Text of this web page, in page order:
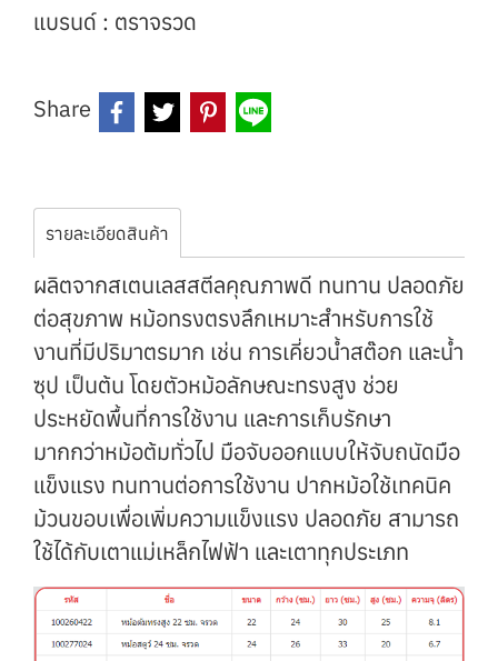
แบรนด์ : ตราจรวด
Share
รายละเอียดสินค้า
ผลิตจากสเตนเลสสตีลคุณภาพดี ทนทาน ปลอดภัย
ต่อสุขภาพ หม้อทรงตรงลึกเหมาะสำหรับการใช้
งานที่มีปริมาตรมาก เช่น การเคี่ยวน้ำสต๊อก และน้ำ
ซุป เป็นต้น โดยตัวหม้อลักษณะทรงสูง ช่วย
ประหยัดพื้นที่การใช้งาน และการเก็บรักษา
มากกว่าหม้อต้มทั่วไป มือจับออกแบบให้จับถนัดมือ
แข็งแรง ทนทานต่อการใช้งาน ปากหม้อใช้เทคนิค
ม้วนขอบเพื่อเพิ่มความแข็งแรง ปลอดภัย สามารถ
ใช้ได้กับเตาแม่เหล็กไฟฟ้า และเตาทุกประเภท